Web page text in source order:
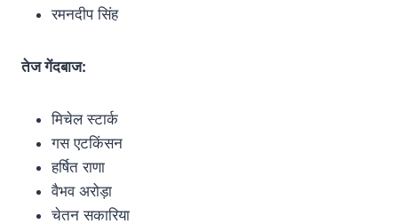
रमनदीप सिंह
तेज गेंदबाज:
मिचेल स्टार्क
गस एटकिंसन
हर्षित राणा
वैभव अरोड़ा
चेतन सकारिया